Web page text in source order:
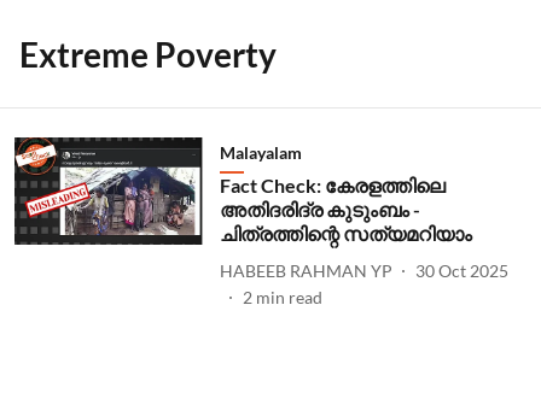
Extreme Poverty
Malayalam
Fact Check: കേരളത്തിലെ
അതിദരിദ്ര കുടുംബം -
ചിത്രത്തിന്റെ സത്യമറിയാം
HABEEB RAHMAN YP
30 Oct 2025
2 min read